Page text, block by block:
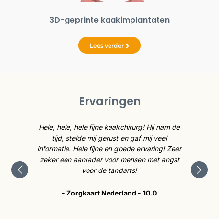
3D-geprinte kaakimplantaten
Lees verder
Ervaringen
Hele, hele, hele fijne kaakchirurg! Hij nam de
tijd, stelde mij gerust en gaf mij veel
informatie. Hele fijne en goede ervaring! Zeer
zeker een aanrader voor mensen met angst
voor de tandarts!
- Zorgkaart Nederland - 10.0